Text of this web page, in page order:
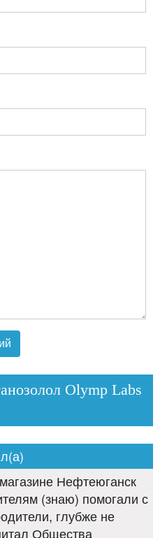
Olymp Labs
Нефтеюганск
(знаю) помогали с
глубже не
Общества